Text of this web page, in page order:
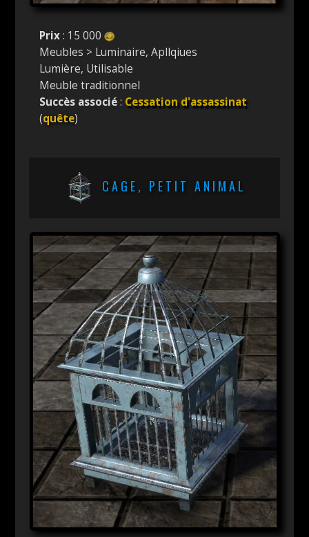
Prix: 15 000
Meubles > Luminaire, Apllqiues
Lumière, Utilisable
Meuble traditionnel
Succès associé: Cessation d'assassinat
(quête)
CAGE, PETIT ANIMAL